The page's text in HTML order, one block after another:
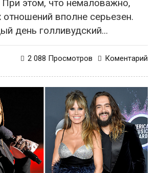
При этом, что немаловажно,
отношений вполне серьезен.
день голливудский...
Коментарий
2 088 Просмотров